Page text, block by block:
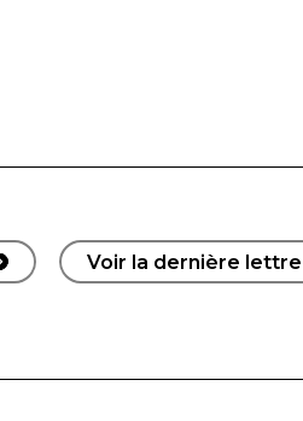
Voir la dernière lettre